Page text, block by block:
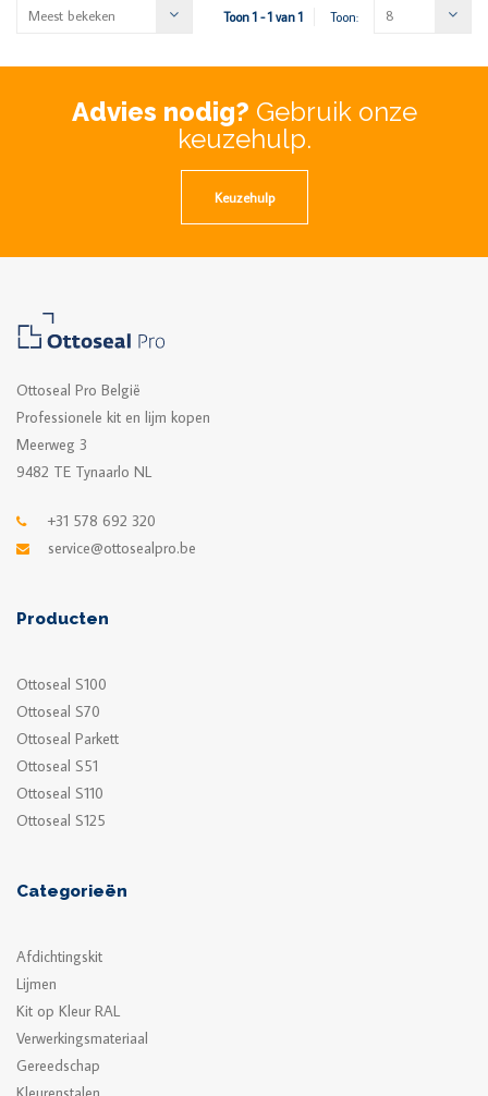
Meest bekeken Toon 1 - 1 van 1 Toon: 8
Advies nodig? Gebruik onze
keuzehulp.
Keuzehulp
Ottoseal Pro België
Professionele kit en lijm kopen
Meerweg 3
9482 TE Tynaarlo NL
+31 578 692 320
service@ottosealpro.be
Producten
Ottoseal S100
Ottoseal S70
Ottoseal Parkett
Ottoseal S51
Ottoseal S110
Ottoseal S125
Categorieën
Afdichtingskit
Lijmen
Kit op Kleur RAL
Verwerkingsmateriaal
Gereedschap